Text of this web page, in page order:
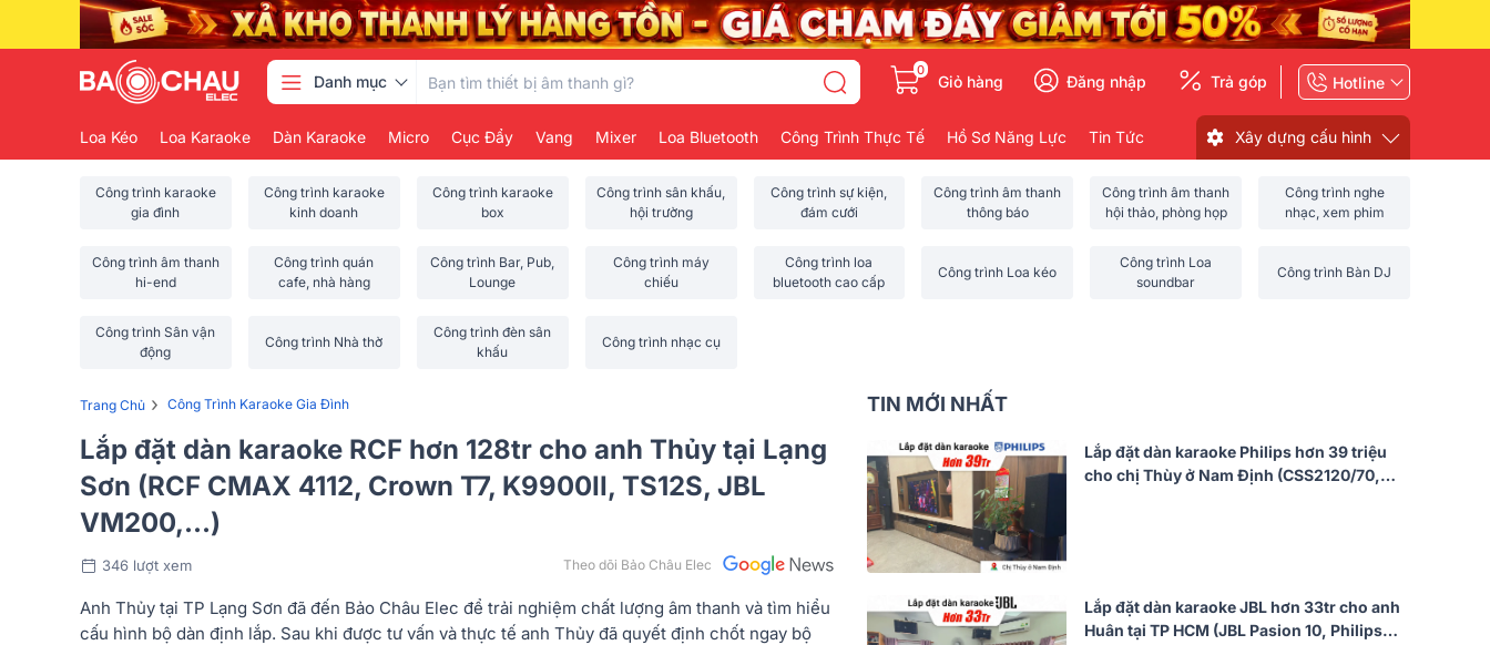
Danh mục
0
Giỏ hàng Đăng nhập Trả góp Hotline
Loa Kéo Loa Karaoke Dàn Karaoke Micro Cục Đẩy Vang Mixer Loa Bluetooth Công Trình Thực Tế Hồ Sơ Năng Lực Tin Tức Xây dựng cấu hình
Công trình karaoke
gia đình
Công trình karaoke
kinh doanh
Công trình karaoke
box
Công trình sân khấu,
hội trường
Công trình sự kiện,
đám cưới
Công trình âm thanh
thông báo
Công trình âm thanh
hội thảo, phòng họp
Công trình nghe
nhạc, xem phim
Công trình âm thanh
hi-end
Công trình quán
cafe, nhà hàng
Công trình Bar, Pub,
Lounge
Công trình máy
chiếu
Công trình loa
bluetooth cao cấp
Công trình Loa kéo
Công trình Loa
soundbar
Công trình Bàn DJ
Công trình Sân vận
động
Công trình Nhà thờ
Công trình đèn sân
khấu
Công trình nhạc cụ
Trang Chủ › Công Trình Karaoke Gia Đình
Lắp đặt dàn karaoke RCF hơn 128tr cho anh Thủy tại Lạng
Sơn (RCF CMAX 4112, Crown T7, K9900II, TS12S, JBL
VM200,…)
346 lượt xem Theo dõi Bảo Châu Elec
Anh Thủy tại TP Lạng Sơn đã đến Bảo Châu Elec để trải nghiệm chất lượng âm thanh và tìm hiểu
cấu hình bộ dàn định lắp. Sau khi được tư vấn và thực tế anh Thủy đã quyết định chốt ngay bộ
TIN MỚI NHẤT
Lắp đặt dàn karaoke Philips hơn 39 triệu
cho chị Thùy ở Nam Định (CSS2120/70,
Lắp đặt dàn karaoke JBL hơn 33tr cho anh
Huân tại TP HCM (JBL Pasion 10, Philips